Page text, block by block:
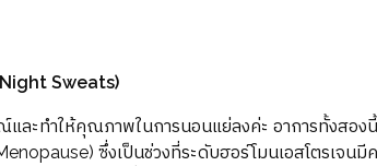
Sweats)
ละทำให้คุณภาพในการนอนแย่ลงค่ะ อาการทั้งสองนี้
ซึ่งเป็นช่วงที่ระดับฮอร์โมนเอสโตรเจนมี